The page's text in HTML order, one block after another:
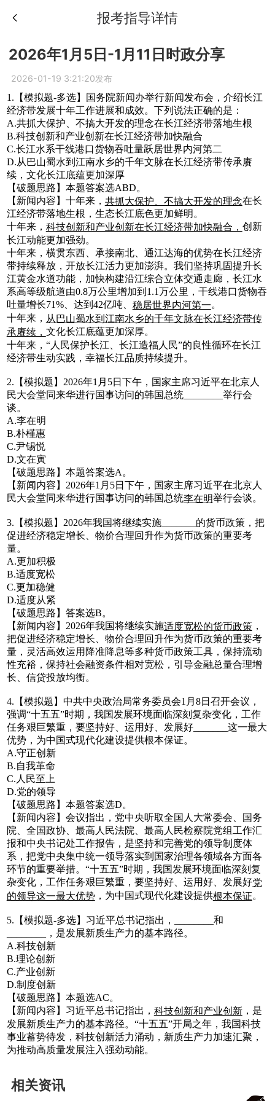
报考指导详情
2026年1月5日-1月11日时政分享
2026-01-19 3:21:20发布
1.【模拟题-多选】国务院新闻办举行新闻发布会，介绍长江
经济带发展十年工作进展和成效。下列说法正确的是：
A.共抓大保护、不搞大开发的理念在长江经济带落地生根
B.科技创新和产业创新在长江经济带加快融合
C.长江水系干线港口货物吞吐量跃居世界内河第二
D.从巴山蜀水到江南水乡的千年文脉在长江经济带传承赓
续，文化长江底蕴更加深厚
【破题思路】本题答案选ABD。
【新闻内容】十年来， 共抓大保护、不搞大开发的理念在长
江经济带落地生根，生态长江底色更加鲜明。
十年来， 科技创新和产业创新在长江经济带加快融合， 创新
长江动能更加强劲。
十年来，横贯东西、承接南北、通江达海的优势在长江经济
带持续释放，开放长江活力更加澎湃。我们坚持巩固提升长
江黄金水道功能，加快构建沿江综合立体交通走廊，长江水
系高等级航道由0.8万公里增加到1.1万公里，干线港口货物吞
吐量增长71%、达到42亿吨、 稳居世界内河第一。
十年来， 从巴山蜀水到江南水乡的千年文脉在长江经济带传
承赓续， 文化长江底蕴更加深厚。
十年来，“人民保护长江、长江造福人民”的良性循环在长江
经济带生动实践，幸福长江品质持续提升。
2.【模拟题】2026年1月5日下午，国家主席习近平在北京人
民大会堂同来华进行国事访问的韩国总统________举行会
谈。
A.李在明
B.朴槿惠
C.尹锡悦
D.文在寅
【破题思路】本题答案选A。
【新闻内容】2026年1月5日下午，国家主席习近平在北京人
民大会堂同来华进行国事访问的韩国总统李在明举行会谈。‌
3.【模拟题】2026年我国将继续实施_______的货币政策，把
促进经济稳定增长、物价合理回升作为货币政策的重要考
量。
A.更加积极
B.适度宽松
C.更加稳健
D.适度从紧
【破题思路】答案选B。
【新闻内容】2026年我国将继续实施适度宽松的货币政策，
把促进经济稳定增长、物价合理回升作为货币政策的重要考
量，灵活高效运用降准降息等多种货币政策工具，保持流动
性充裕，保持社会融资条件相对宽松，引导金融总量合理增
长、信贷投放均衡。
4.【模拟题】中共中央政治局常务委员会1月8日召开会议，
强调“十五五”时期，我国发展环境面临深刻复杂变化，工作
任务艰巨繁重，要坚持好、运用好、发展好_______这一最大
优势，为中国式现代化建设提供根本保证。
A.守正创新
B.自我革命
C.人民至上
D.党的领导
【破题思路】本题答案选D。
【新闻内容】会议指出，党中央听取全国人大常委会、国务
院、全国政协、最高人民法院、最高人民检察院党组工作汇
报和中央书记处工作报告，是坚持和完善党的领导制度体
系，把党中央集中统一领导落实到国家治理各领域各方面各
环节的重要举措。“十五五”时期，我国发展环境面临深刻复
杂变化，工作任务艰巨繁重，要坚持好、运用好、发展好党
的领导这一最大优势，为中国式现代化建设提供根本保证。
5.【模拟题-多选】习近平总书记指出，________和
________，是发展新质生产力的基本路径。
A.科技创新
B.理论创新
C.产业创新
D.制度创新
【破题思路】本题选AC。
【新闻内容】习近平总书记指出， 科技创新和产业创新，是
发展新质生产力的基本路径。“十五五”开局之年，我国科技
事业蓄势待发，科技创新活力涌动，新质生产力加速汇聚，
为推动高质量发展注入强劲动能。‌‌
相关资讯